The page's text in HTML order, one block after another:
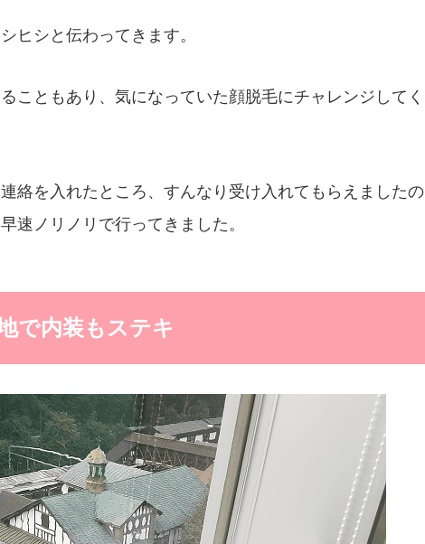
ヒシと伝わってきます。
こともあり、気になっていた顔脱毛にチャレンジしてく
絡を入れたところ、すんなり受け入れてもらえましたの
速ノリノリで行ってきました。
で内装もステキ